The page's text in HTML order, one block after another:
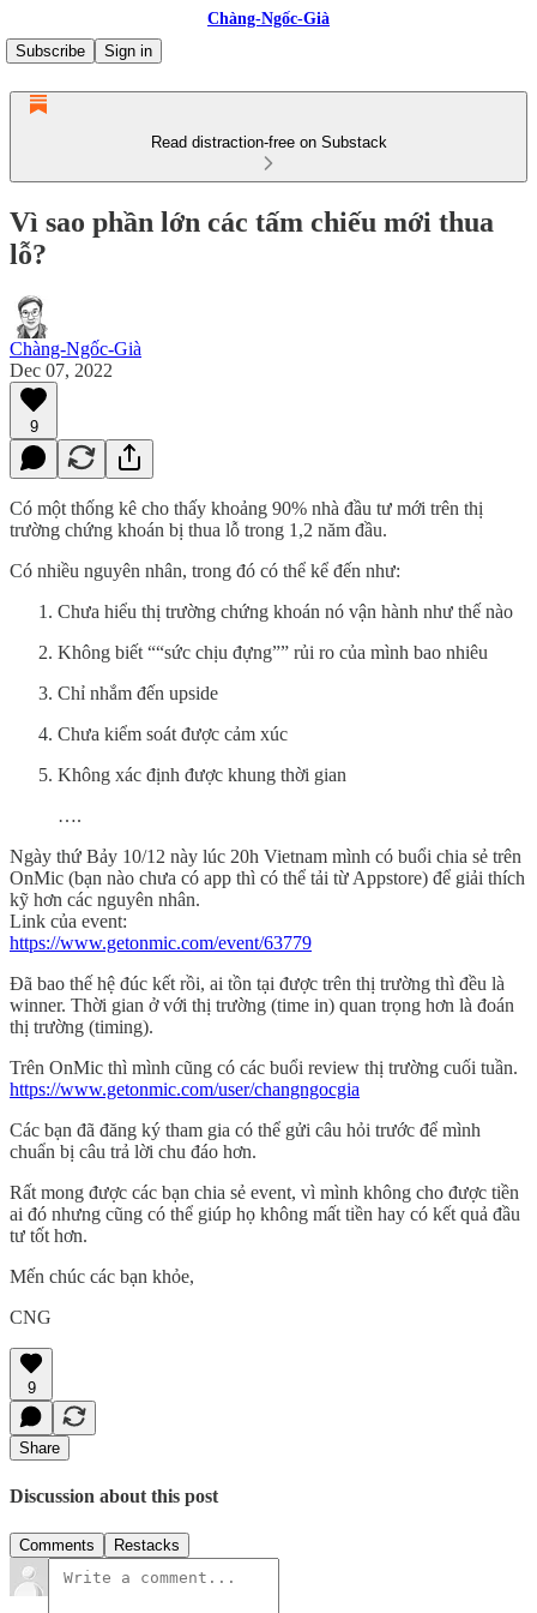
Chàng-Ngốc-Già
Subscribe
Sign in
Read distraction-free on Substack
Vì sao phần lớn các tấm chiếu mới thua
lỗ?
Chàng-Ngốc-Già
Dec 07, 2022
9
Có một thống kê cho thấy khoảng 90% nhà đầu tư mới trên thị
trường chứng khoán bị thua lỗ trong 1,2 năm đầu.
Có nhiều nguyên nhân, trong đó có thể kể đến như:
Chưa hiểu thị trường chứng khoán nó vận hành như thế nào
Không biết ““sức chịu đựng”” rủi ro của mình bao nhiêu
Chỉ nhắm đến upside
Chưa kiểm soát được cảm xúc
Không xác định được khung thời gian
….
Ngày thứ Bảy 10/12 này lúc 20h Vietnam mình có buổi chia sẻ trên
OnMic (bạn nào chưa có app thì có thể tải từ Appstore) để giải thích
kỹ hơn các nguyên nhân.
Link của event:
https://www.getonmic.com/event/63779
Đã bao thế hệ đúc kết rồi, ai tồn tại được trên thị trường thì đều là
winner. Thời gian ở với thị trường (time in) quan trọng hơn là đoán
thị trường (timing).
Trên OnMic thì mình cũng có các buổi review thị trường cuối tuần.
https://www.getonmic.com/user/changngocgia
Các bạn đã đăng ký tham gia có thể gửi câu hỏi trước để mình
chuẩn bị câu trả lời chu đáo hơn.
Rất mong được các bạn chia sẻ event, vì mình không cho được tiền
ai đó nhưng cũng có thể giúp họ không mất tiền hay có kết quả đầu
tư tốt hơn.
Mến chúc các bạn khỏe,
CNG
9
Share
Discussion about this post
Comments Restacks